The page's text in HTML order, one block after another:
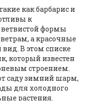
как барбарис и
к
формы
а красочные
В этом списке
который известен
строением.
саду зимний шарм,
для холодного
растения.